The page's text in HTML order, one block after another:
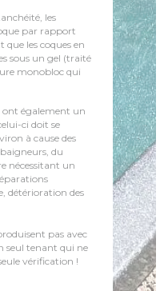
les
par rapport
que les coques en
sous un gel (traité
monobloc qui
ont également un
ci doit se
à cause des
du
nécessitant un
détérioration des
pas avec
seul tenant qui ne
vérification !